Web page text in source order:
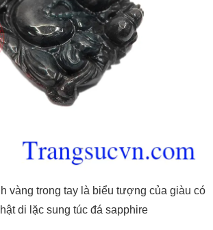
vàng trong tay là biểu tượng của giàu có
di lặc sung túc đá sapphire